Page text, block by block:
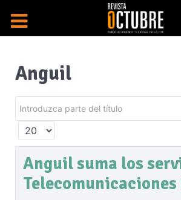
Anguil
Introduzca parte del título
Cantidad a mostrar
Anguil suma los
Telecomunicaciones